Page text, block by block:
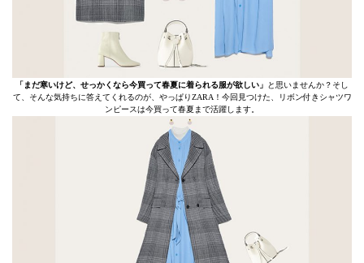
「まだ寒いけど、せっかくなら今買って春夏に着られる服が欲しい」
と思いませんか？そし
て、そんな気持ちに答えてくれるのが、やっぱりZARA！今回見つけた、リボン付きシャツワ
ンピースは今買って春夏まで活躍します。